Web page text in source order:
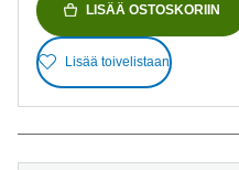
LISÄÄ OSTOSKORIIN
Lisää toivelistaan